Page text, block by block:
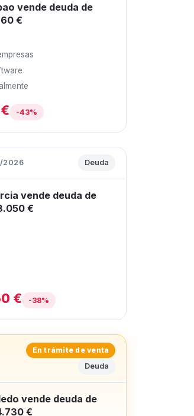
vende deuda de
€
-43%
2026 Deuda
vende deuda de
€
€ -38%
En trámite de venta
Deuda
vende deuda de
€